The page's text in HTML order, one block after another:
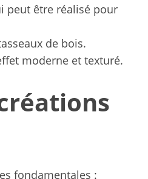
peut être réalisé pour
de bois.
moderne et texturé.
fondamentales :